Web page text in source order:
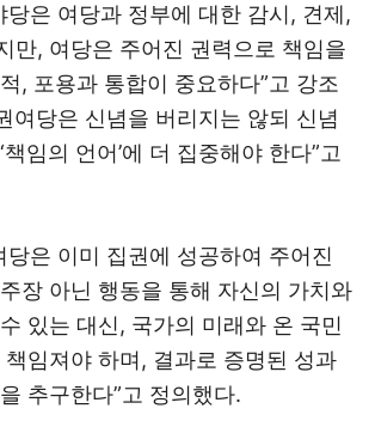
당은 여당과 정부에 대한 감시, 견제,
만, 여당은 주어진 권력으로 책임을
, 포용과 통합이 중요하다”고 강조
여당은 신념을 버리지는 않되 신념
임의 언어’에 더 집중해야 한다”고
당은 이미 집권에 성공하여 주어진
장 아닌 행동을 통해 자신의 가치와
있는 대신, 국가의 미래와 온 국민
임져야 하며, 결과로 증명된 성과
추구한다”고 정의했다.